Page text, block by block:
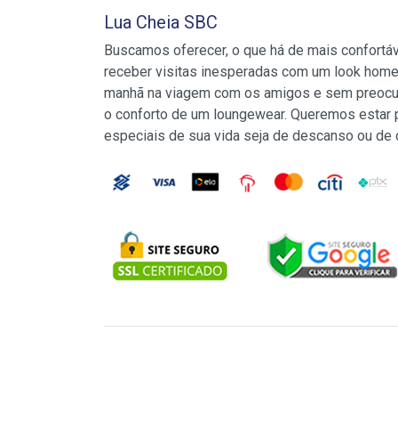
Lua Cheia SBC
Buscamos oferecer, o que há de mais
receber visitas inesperadas com um look
manhã na viagem com os amigos e sem
o conforto de um loungewear. Queremos
especiais de sua vida seja de descanso ou de